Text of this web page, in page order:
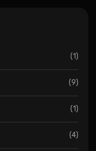
(1)
(9)
(1)
(4)